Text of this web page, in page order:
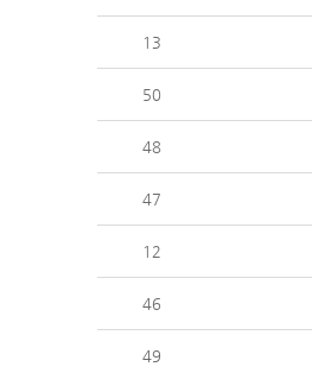
13
50
48
47
12
46
49